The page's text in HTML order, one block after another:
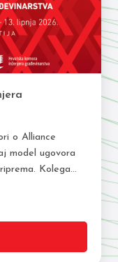
o Alliance
model ugovora
Kolega